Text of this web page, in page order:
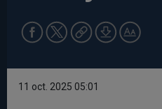
11 oct. 2025 05:01